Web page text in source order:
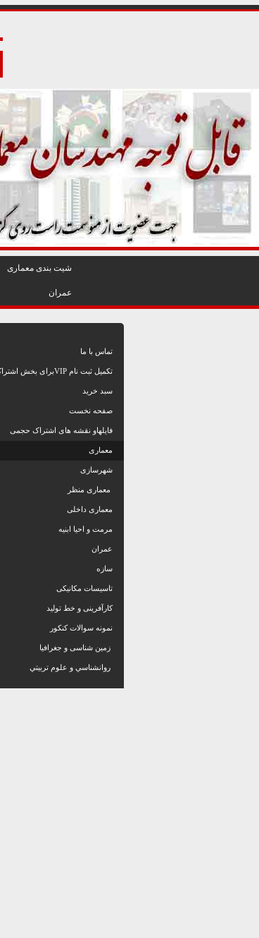
شيت بندی معماری
عمران
تماس با ما
تکمیل ثبت نام VIPبرای بخش اشتراکیها
سبد خرید
صفحه نخست
فایلهاو نقشه های اشتراک حجمی
معماری
شهرسازی
معماری منظر
معماری داخلی
مرمت و احیا ابنیه
عمران
سازه
تاسیسات مکانیکی
کارآفرینی و خط تولید
نمونه سوالات کنکور
زمین شناسی و جغرافیا
روانشناسي و علوم تربيتي